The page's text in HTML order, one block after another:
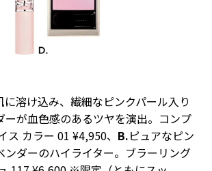
溶け込み、繊細なピンクパール入り
ーが血色感のあるツヤを演出。コンプ
ス カラー 01 ¥4,950、 B.ピュアなピン
ダーのハイライター。ブラーリング